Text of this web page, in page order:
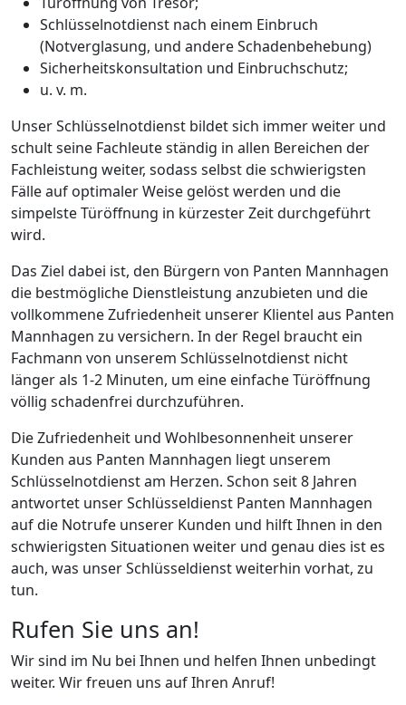
Schlüsselnotdienst nach einem Einbruch
(Notverglasung, und andere Schadenbehebung)
Sicherheitskonsultation und Einbruchschutz;
u. v. m.
Unser Schlüsselnotdienst bildet sich immer weiter und
schult seine Fachleute ständig in allen Bereichen der
Fachleistung weiter, sodass selbst die schwierigsten
Fälle auf optimaler Weise gelöst werden und die
simpelste Türöffnung in kürzester Zeit durchgeführt
wird.
Das Ziel dabei ist, den Bürgern von Panten Mannhagen
die bestmögliche Dienstleistung anzubieten und die
vollkommene Zufriedenheit unserer Klientel aus Panten
Mannhagen zu versichern. In der Regel braucht ein
Fachmann von unserem Schlüsselnotdienst nicht
länger als 1-2 Minuten, um eine einfache Türöffnung
völlig schadenfrei durchzuführen.
Die Zufriedenheit und Wohlbesonnenheit unserer
Kunden aus Panten Mannhagen liegt unserem
Schlüsselnotdienst am Herzen. Schon seit 8 Jahren
antwortet unser Schlüsseldienst Panten Mannhagen
auf die Notrufe unserer Kunden und hilft Ihnen in den
schwierigsten Situationen weiter und genau dies ist es
auch, was unser Schlüsseldienst weiterhin vorhat, zu
tun.
Rufen Sie uns an!
Wir sind im Nu bei Ihnen und helfen Ihnen unbedingt
weiter. Wir freuen uns auf Ihren Anruf!